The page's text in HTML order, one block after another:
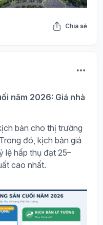
Chia sẻ
năm 2026: Giá nhà
bản cho thị trường
đó, kịch bản giá
lệ hấp thụ đạt 25–
cao nhất.